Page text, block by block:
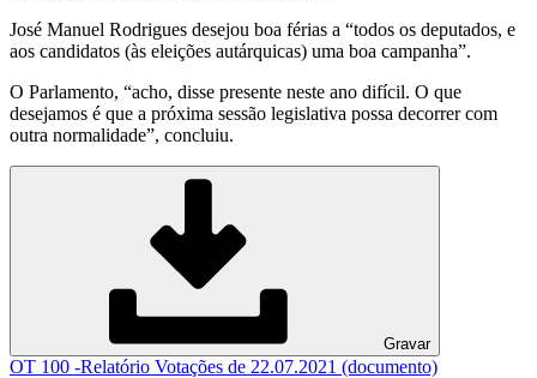
José Manuel Rodrigues desejou boa férias a “todos os deputados, e
aos candidatos (às eleições autárquicas) uma boa campanha”.
O Parlamento, “acho, disse presente neste ano difícil. O que
desejamos é que a próxima sessão legislativa possa decorrer com
outra normalidade”, concluiu.
Gravar
OT 100 -Relatório Votações de 22.07.2021 (documento)